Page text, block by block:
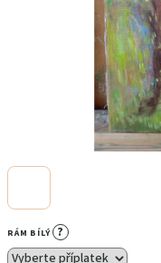
RÁM BÍLÝ ?